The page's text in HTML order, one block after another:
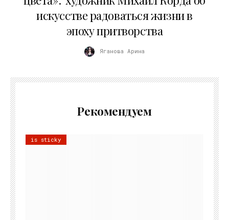
искусстве радоваться жизни в
эпоху притворства
Яганова Арина
Рекомендуем
is sticky